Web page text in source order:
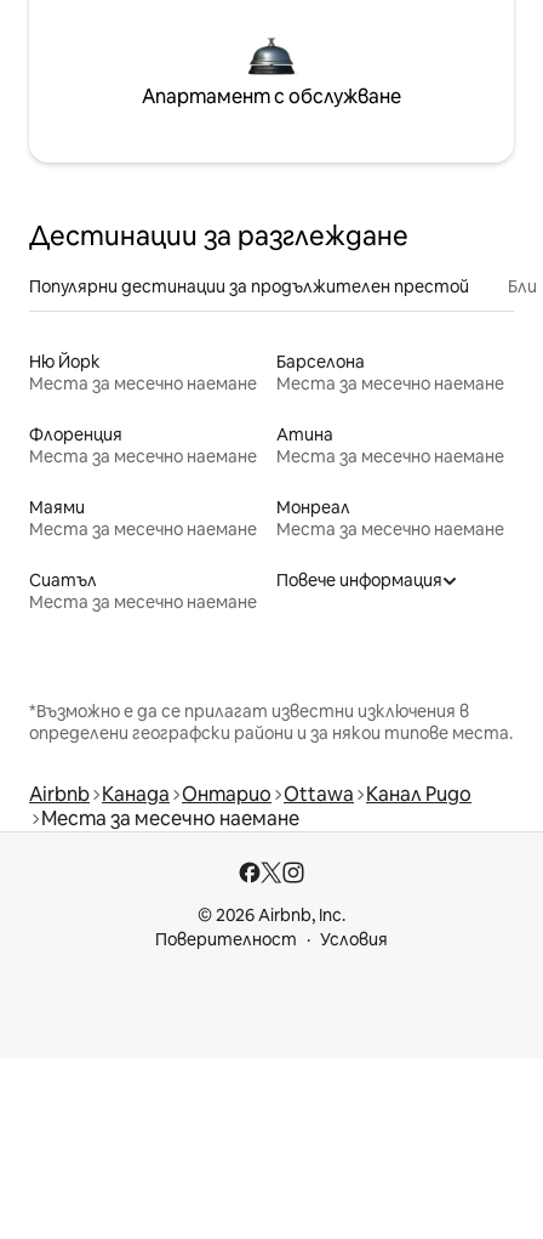
Апартамент с обслужване
Дестинации за разглеждане
Популярни дестинации за продължителен престой
Ню Йорк
Места за месечно наемане
Барселона
Места за месечно наемане
Флоренция
Места за месечно наемане
Атина
Места за месечно наемане
Маями
Места за месечно наемане
Монреал
Места за месечно наемане
Сиатъл
Места за месечно наемане
Повече информация
*Възможно е да се прилагат известни изключения в
определени географски райони и за някои типове места.
Airbnb Канада Онтарио Ottawa Канал Ридо
Места за месечно наемане
© 2026 Airbnb, Inc.
Поверителност
Условия